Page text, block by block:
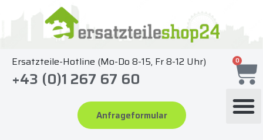
springen
Ersatzteile-Hotline (Mo-Do 8-15, Fr 8-12 Uhr)
+43 (0)1 267 67 60
Anfrageformular
0